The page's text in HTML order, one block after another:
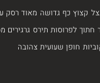
קצוץ כף גדושה מאוד רסק
חתוך לפרוסות תירס גרגירים
חופן שעועית צהובה